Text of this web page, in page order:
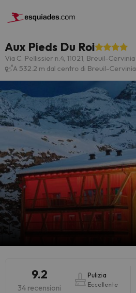
Aux Pieds Du Roi
Via C. Pellissier n.4, 11021, Breuil-Cervinia
A 532.2 m dal centro di Breuil-Cervinia
9.2
34 recensioni
Pulizia
Eccellente